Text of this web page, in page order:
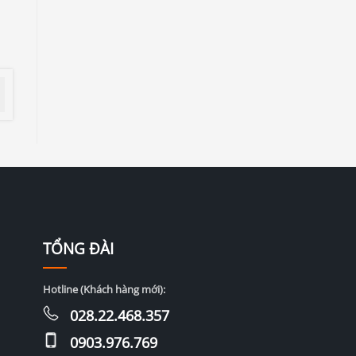
TỔNG ĐÀI
Hotline (Khách hàng mới):
028.22.468.357
0903.976.769